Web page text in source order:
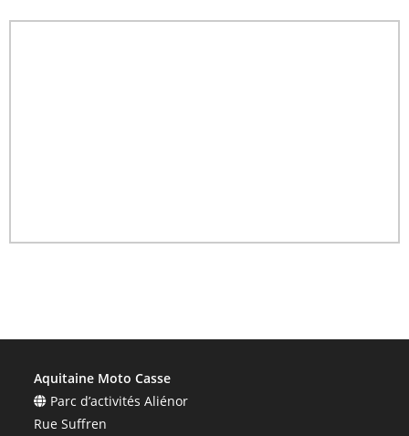
Aquitaine Moto Casse
Parc d’activités Aliénor
Rue Suffren